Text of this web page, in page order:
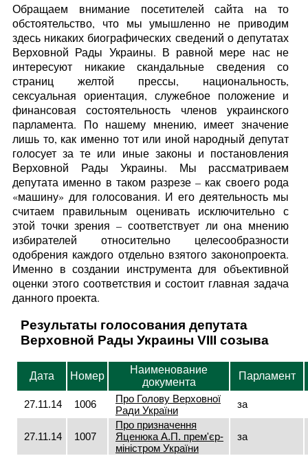
Обращаем внимание посетителей сайта на то
обстоятельство, что мы умышленно не приводим
здесь никаких биографических сведений о депутатах
Верховной Рады Украины. В равной мере нас не
интересуют никакие скандальные сведения со
страниц желтой прессы, национальность,
сексуальная ориентация, служебное положение и
финансовая состоятельность членов украинского
парламента. По нашему мнению, имеет значение
лишь то, как именно тот или иной народный депутат
голосует за те или иные законы и постановления
Верховной Рады Украины. Мы рассматриваем
депутата именно в таком разрезе – как своего рода
«машину» для голосования. И его деятельность мы
считаем правильным оценивать исключительно с
этой точки зрения – соответствует ли она мнению
избирателей относительно целесообразности
одобрения каждого отдельно взятого законопроекта.
Именно в создании инструмента для объективной
оценки этого соответствия и состоит главная задача
данного проекта.
Результаты голосования депутата
Верховной Рады Украины VIII созыва
Дата Номер
Наименование
документа
Парламент
27.11.14 1006
Про Голову Верховної
Ради України
за
27.11.14 1007
Про призначення
Яценюка А.П. прем'єр-
міністром України
за